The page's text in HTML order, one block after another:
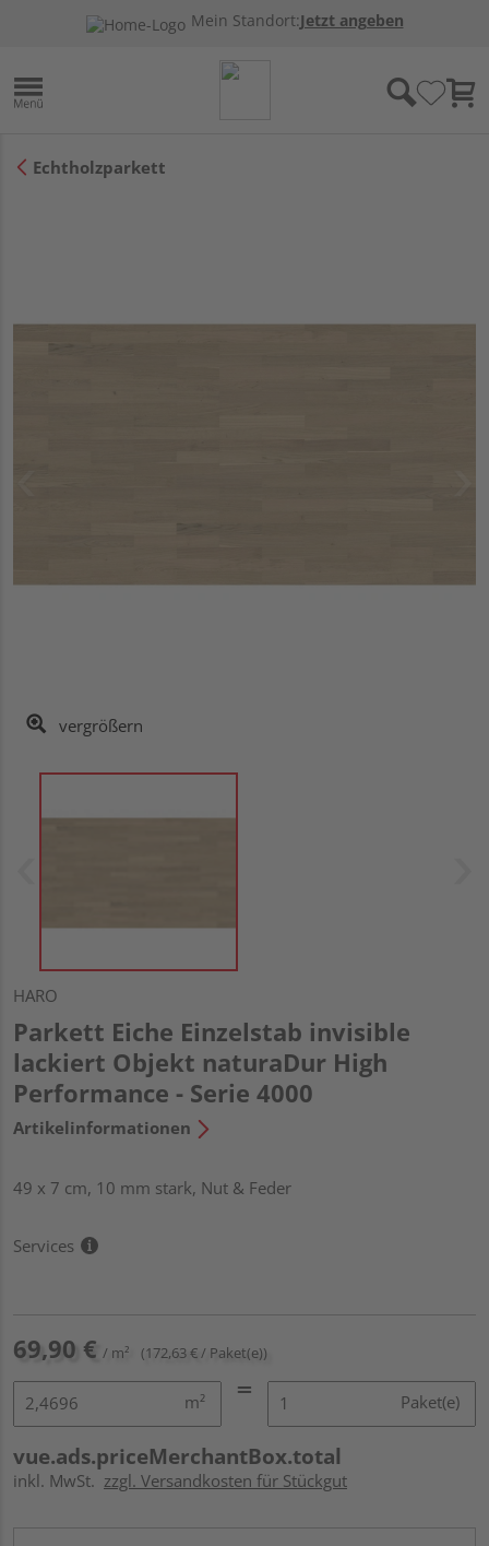
Mein Standort:Jetzt angeben
Echtholzparkett
vergrößern
HARO
Parkett Eiche Einzelstab invisible
lackiert Objekt naturaDur High
Performance - Serie 4000
Artikelinformationen
49 x 7 cm, 10 mm stark, Nut & Feder
Services
69,90 € / m² (172,63 € / Paket(e))
m² Paket(e)
vue.ads.priceMerchantBox.total
inkl. MwSt. zzgl. Versandkosten für Stückgut